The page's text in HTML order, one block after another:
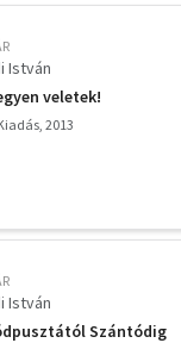
István
veletek!
2013
István
Szántódig